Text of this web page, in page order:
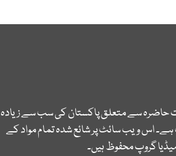
حاضرہ سے متعلق پاکستان کی سب سے زیادہ
اس ویب سائٹ پر شائع شدہ تمام مواد کے
گروپ محفوظ ہیں۔